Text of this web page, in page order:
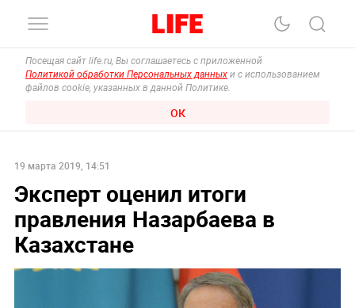
Посещая сайт life.ru, Вы соглашаетесь с приложенной
Политикой обработки Персональных данных и с использованием
файлов cookie, указанных в данной Политике.
ОК
19 марта 2019, 14:51
Эксперт оценил итоги
правления Назарбаева в
Казахстане